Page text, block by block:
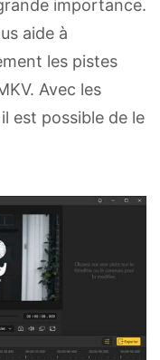
importance.
aide à
les pistes
Avec les
est possible de le